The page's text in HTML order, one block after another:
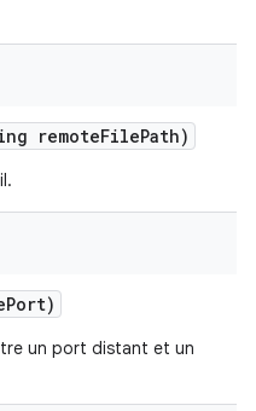
remoteFilePath)
Port)
un port distant et un